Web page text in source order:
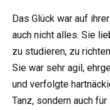
Das Glück war auf
auch nicht alles. Sie
zu studieren, zu
Sie war sehr agil,
und verfolgte
Tanz, sondern auch